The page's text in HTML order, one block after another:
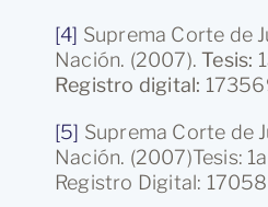
[4] Suprema Corte de
Nación. (2007).Tesis:
Registro digital:
[5] Suprema Corte de
Nación. (2007)Tesis:
Registro Digital: